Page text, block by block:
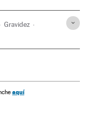
Gravidez
aquí